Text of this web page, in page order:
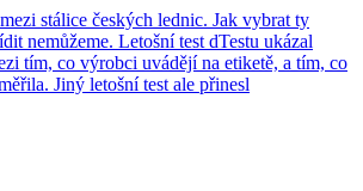
stálice českých lednic. Jak vybrat ty
nemůžeme. Letošní test dTestu ukázal
tím, co výrobci uvádějí na etiketě, a tím, co
Jiný letošní test ale přinesl